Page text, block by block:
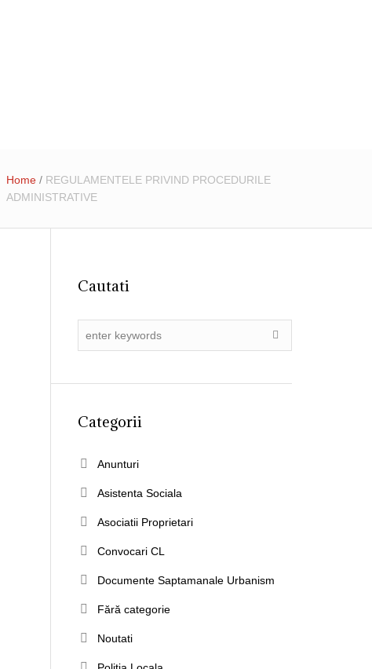
Home / REGULAMENTELE PRIVIND PROCEDURILE
ADMINISTRATIVE
Cautati
Categorii
Anunturi
Asistenta Sociala
Asociatii Proprietari
Convocari CL
Documente Saptamanale Urbanism
Fără categorie
Noutati